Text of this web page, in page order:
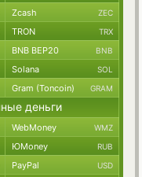
Zcash ZEC
TRON TRX
BNB BEP20 BNB
Solana SOL
Gram (Toncoin) GRAM
деньги
WebMoney WMZ
ЮMoney RUB
PayPal USD